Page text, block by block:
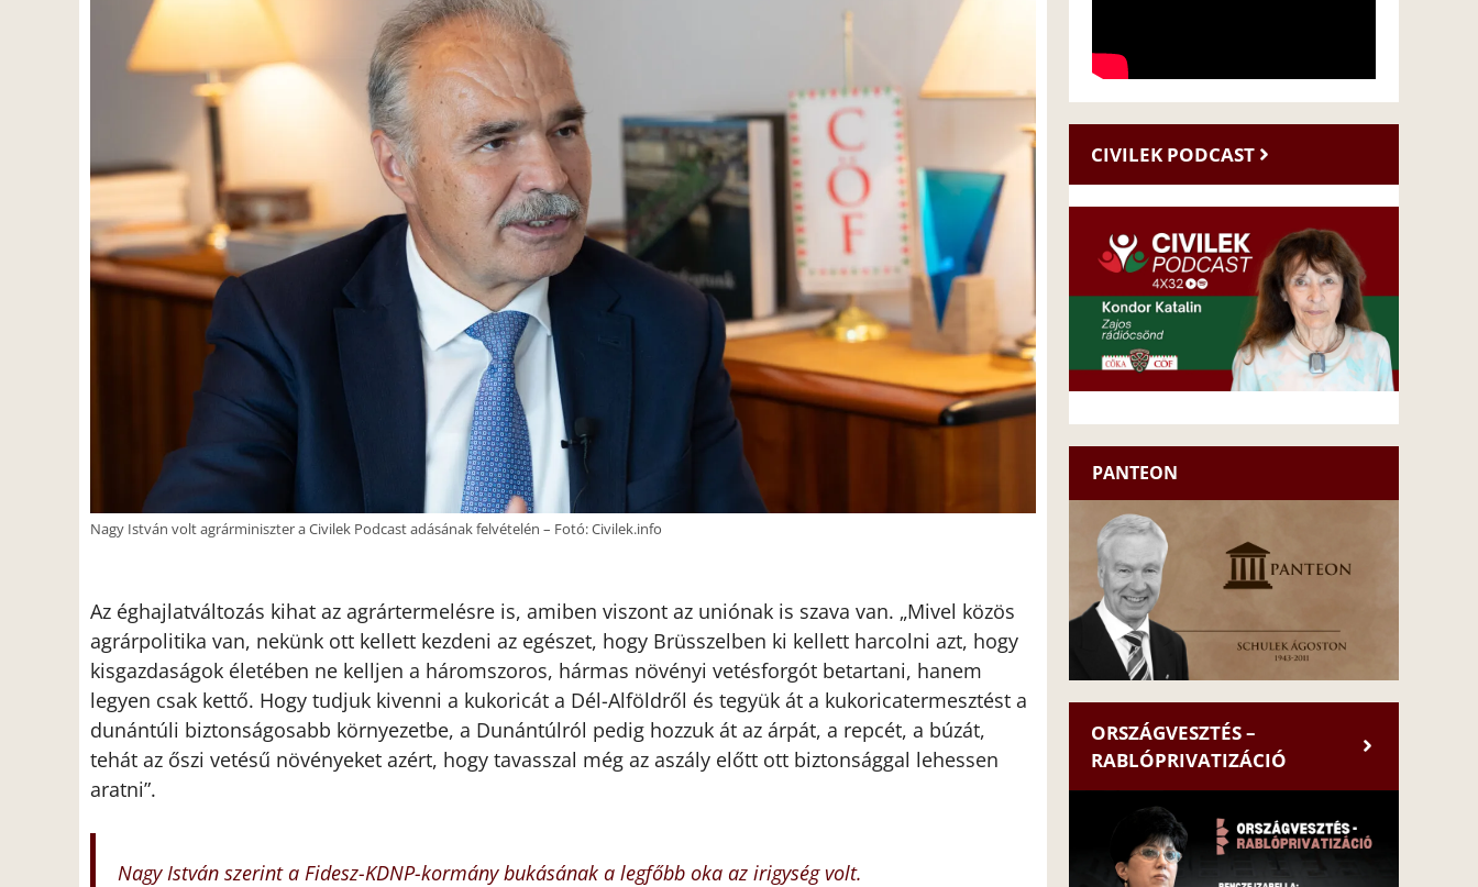
Nagy István volt agrárminiszter a Civilek Podcast adásának felvételén – Fotó: Civilek.info
Az éghajlatváltozás kihat az agrártermelésre is, amiben viszont az uniónak is szava van. „Mivel közös
agrárpolitika van, nekünk ott kellett kezdeni az egészet, hogy Brüsszelben ki kellett harcolni azt, hogy
kisgazdaságok életében ne kelljen a háromszoros, hármas növényi vetésforgót betartani, hanem
legyen csak kettő. Hogy tudjuk kivenni a kukoricát a Dél-Alföldről és tegyük át a kukoricatermesztést a
dunántúli biztonságosabb környezetbe, a Dunántúlról pedig hozzuk át az árpát, a repcét, a búzát,
tehát az őszi vetésű növényeket azért, hogy tavasszal még az aszály előtt ott biztonsággal lehessen
aratni”.
Nagy István szerint a Fidesz-KDNP-kormány bukásának a legfőbb oka az irigység volt.
CIVILEK PODCAST
PANTEON
ORSZÁGVESZTÉS –
RABLÓPRIVATIZÁCIÓ